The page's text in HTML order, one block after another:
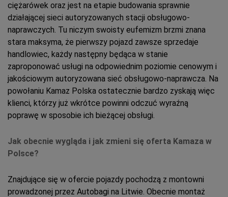
ciężarówek oraz jest na etapie budowania sprawnie
działającej sieci autoryzowanych stacji obsługowo-
naprawczych. Tu niczym swoisty eufemizm brzmi znana
stara maksyma, że pierwszy pojazd zawsze sprzedaje
handlowiec, każdy następny będąca w stanie
zaproponować usługi na odpowiednim poziomie cenowym i
jakościowym autoryzowana sieć obsługowo-naprawcza. Na
powołaniu Kamaz Polska ostatecznie bardzo zyskają więc
klienci, którzy już wkrótce powinni odczuć wyraźną
poprawę w sposobie ich bieżącej obsługi.
Jak obecnie wygląda i jak zmieni się oferta Kamaza w
Polsce?
Znajdujące się w ofercie pojazdy pochodzą z montowni
prowadzonej przez Autobagi na Litwie. Obecnie montaż